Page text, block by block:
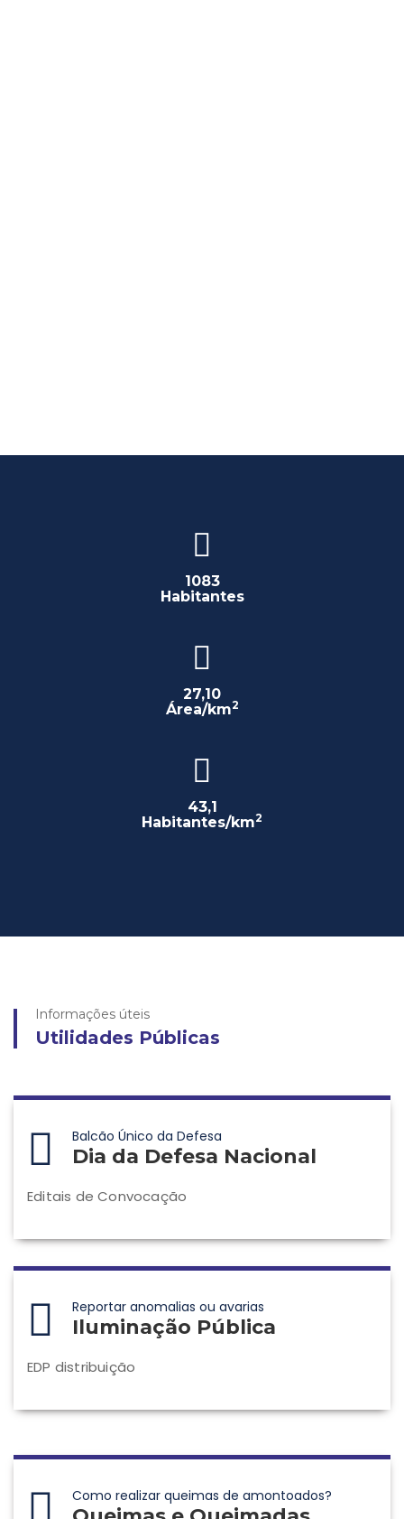
1083
Habitantes
27,10
Área/km2
43,1
Habitantes/km2
Informações úteis
Utilidades Públicas
Balcão Único da Defesa
Dia da Defesa Nacional
Editais de Convocação
Reportar anomalias ou avarias
Iluminação Pública
EDP distribuição
Como realizar queimas de amontoados?